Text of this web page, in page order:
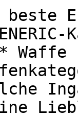
beste